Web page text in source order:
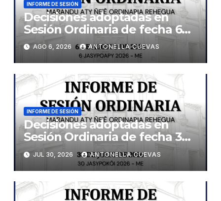
INFORME DE SESIÓN
Decisiones adoptadas en
Sesión Ordinaria de fecha 6
de agosto de 2026
AGO 6, 2026 ANTONELLA CUEVAS
INFORME DE SESIÓN
Decisiones adoptadas en
Sesión Ordinaria de fecha 30
de julio de 2026
JUL 30, 2026 ANTONELLA CUEVAS